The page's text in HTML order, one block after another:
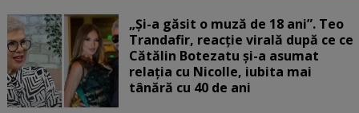
„Și-a găsit o muză de 18 ani”. Teo
Trandafir, reacție virală după ce ce
Cătălin Botezatu și-a asumat
relația cu Nicolle, iubita mai
tânără cu 40 de ani